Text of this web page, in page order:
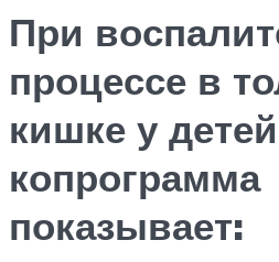
При
процессе в
кишке у детей
копрограмма
показывает: